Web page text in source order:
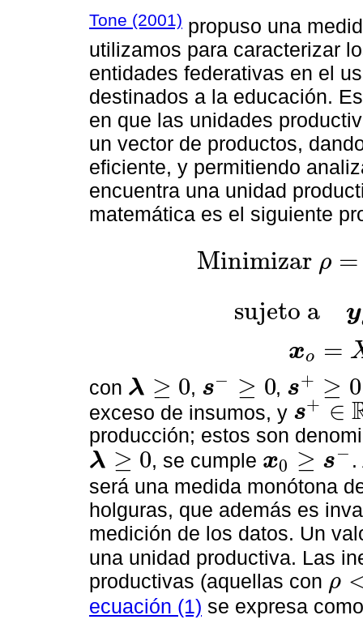
Tone (2001) propuso una
utilizamos para caracterizar
entidades federativas en el
destinados a la educación.
en que las unidades
un vector de productos,
eficiente, y permitiendo
encuentra una unidad
matemática es el siguiente
Minimizar ρ =
Minimizar ρ=1-(1/m)∑i 1m i-/xio
sujeto a y
sujet a yo Yλ-
xo =
xo=Xλ +s-,
con λ ≥ 0
λ≥0 , s− ≥ 0
s-≥ , s+ ≥ 0
s+ 0
exceso de insumos, y s+ ∈
s+
producción; estos son
λ ≥ 0
λ≥0 , se cumple x0 ≥ s−
x0≥s-
.
será una medida monótona
holguras, que además es
medición de los datos. Un
una unidad productiva. Las
productivas (aquellas con ρ
ρ<1
ecuación (1) se expresa